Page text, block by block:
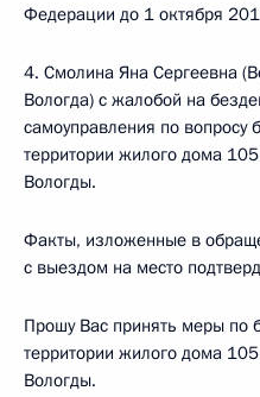
Федерации до 1 октября
4. Смолина Яна Сергеевна
Вологда) с жалобой на
самоуправления по вопросу
территории жилого дома
Вологды.
Факты, изложенные в
с выездом на место
Прошу Вас принять меры по
территории жилого дома
Вологды.